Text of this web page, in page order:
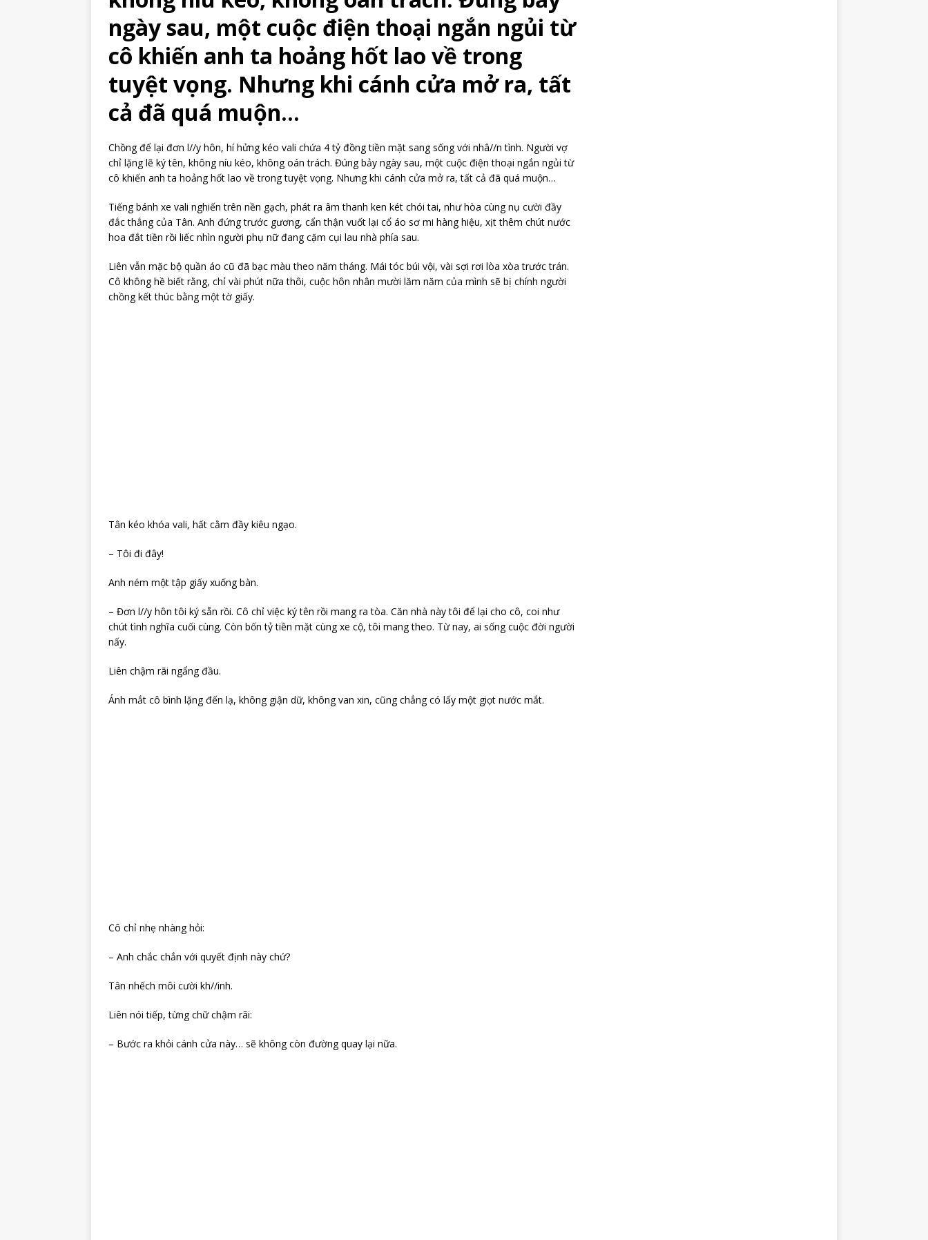
ngày sau, một cuộc điện thoại ngắn ngủi từ
cô khiến anh ta hoảng hốt lao về trong
tuyệt vọng. Nhưng khi cánh cửa mở ra, tất
cả đã quá muộn…
Chồng để lại đơn l//y hôn, hí hửng kéo vali chứa 4 tỷ đồng tiền mặt sang sống với nhâ//n tình. Người vợ
chỉ lặng lẽ ký tên, không níu kéo, không oán trách. Đúng bảy ngày sau, một cuộc điện thoại ngắn ngủi từ
cô khiến anh ta hoảng hốt lao về trong tuyệt vọng. Nhưng khi cánh cửa mở ra, tất cả đã quá muộn…
Tiếng bánh xe vali nghiến trên nền gạch, phát ra âm thanh ken két chói tai, như hòa cùng nụ cười đầy
đắc thắng của Tân. Anh đứng trước gương, cẩn thận vuốt lại cổ áo sơ mi hàng hiệu, xịt thêm chút nước
hoa đắt tiền rồi liếc nhìn người phụ nữ đang cặm cụi lau nhà phía sau.
Liên vẫn mặc bộ quần áo cũ đã bạc màu theo năm tháng. Mái tóc búi vội, vài sợi rơi lòa xòa trước trán.
Cô không hề biết rằng, chỉ vài phút nữa thôi, cuộc hôn nhân mười lăm năm của mình sẽ bị chính người
chồng kết thúc bằng một tờ giấy.
Tân kéo khóa vali, hất cằm đầy kiêu ngạo.
– Tôi đi đây!
Anh ném một tập giấy xuống bàn.
– Đơn l//y hôn tôi ký sẵn rồi. Cô chỉ việc ký tên rồi mang ra tòa. Căn nhà này tôi để lại cho cô, coi như
chút tình nghĩa cuối cùng. Còn bốn tỷ tiền mặt cùng xe cộ, tôi mang theo. Từ nay, ai sống cuộc đời người
nấy.
Liên chậm rãi ngẩng đầu.
Ánh mắt cô bình lặng đến lạ, không giận dữ, không van xin, cũng chẳng có lấy một giọt nước mắt.
Cô chỉ nhẹ nhàng hỏi:
– Anh chắc chắn với quyết định này chứ?
Tân nhếch môi cười kh//inh.
Liên nói tiếp, từng chữ chậm rãi:
– Bước ra khỏi cánh cửa này… sẽ không còn đường quay lại nữa.